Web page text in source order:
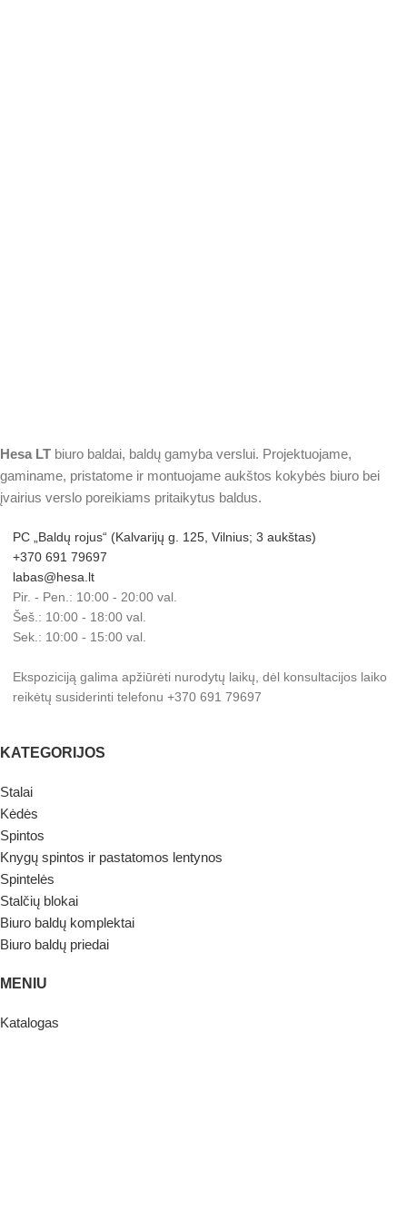
Hesa LT biuro baldai, baldų gamyba verslui. Projektuojame,
gaminame, pristatome ir montuojame aukštos kokybės biuro bei
įvairius verslo poreikiams pritaikytus baldus.
PC „Baldų rojus“ (Kalvarijų g. 125, Vilnius; 3 aukštas)
+370 691 79697
labas@hesa.lt
Pir. - Pen.: 10:00 - 20:00 val.
Šeš.: 10:00 - 18:00 val.
Sek.: 10:00 - 15:00 val.
Ekspoziciją galima apžiūrėti nurodytų laikų, dėl konsultacijos laiko
reikėtų susiderinti telefonu +370 691 79697
KATEGORIJOS
Stalai
Kėdės
Spintos
Knygų spintos ir pastatomos lentynos
Spintelės
Stalčių blokai
Biuro baldų komplektai
Biuro baldų priedai
MENIU
Katalogas